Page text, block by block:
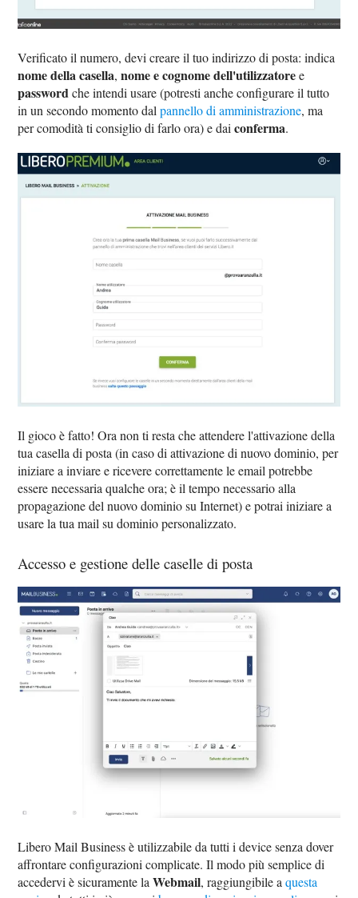
Verificato il numero, devi creare il tuo indirizzo di posta: indica
nome della casella,nome e cognome dell'utilizzatoree
passwordche intendi usare (potresti anche configurare il tutto
in un secondo momento dalpannello di amministrazione, ma
per comodità ti consiglio di farlo ora) e daiconferma.
Il gioco è fatto! Ora non ti resta che attendere l'attivazione della
tua casella di posta (in caso di attivazione di nuovo dominio, per
iniziare a inviare e ricevere correttamente le email potrebbe
essere necessaria qualche ora; è il tempo necessario alla
propagazione del nuovo dominio su Internet) e potrai iniziare a
usare la tua mail su dominio personalizzato.
Accesso e gestione delle caselle di posta
Libero Mail Business è utilizzabile da tutti i device senza dover
affrontare configurazioni complicate. Il modo più semplice di
accedervi è sicuramente laWebmail, raggiungibile aquesta